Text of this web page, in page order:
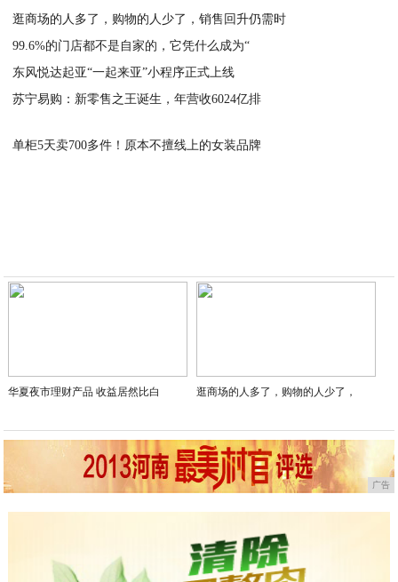
逛商场的人多了，购物的人少了，销售回升仍需时
99.6%的门店都不是自家的，它凭什么成为“
东风悦达起亚“一起来亚”小程序正式上线
苏宁易购：新零售之王诞生，年营收6024亿排
单柜5天卖700多件！原本不擅线上的女装品牌
华夏夜市理财产品 收益居然比白 逛商场的人多了，购物的人少了，
广告